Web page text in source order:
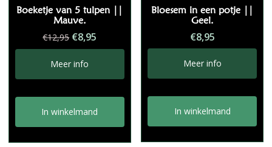
Boeketje van 5 tulpen ||
Mauve.
€12,95 Oorspronkelijke
prijs
was:
€12,95.
€8,95
prijs
€8,95.
Meer info
In winkelmand
Bloesem in een potje ||
Geel.
€8,95
Meer info
In winkelmand